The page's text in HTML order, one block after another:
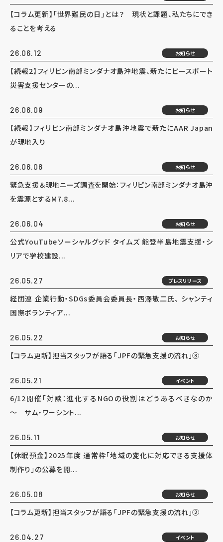
【コラム更新】「世界難民の日」とは？ 現状と課題、私たちにでき
ることを考える
26.06.12 お知らせ
【続報2】フィリピン南部ミンダナオ島沖地震、新たにピースボート
災害支援センターの...
26.06.09 お知らせ
【続報】フィリピン南部ミンダナオ島沖地震で新たにAAR Japan
が現地入り
26.06.08 お知らせ
緊急支援＆現地ニーズ調査を開始：フィリピン南部ミンダナオ島沖
を震源とするM7.8...
26.06.04 お知らせ
公式YouTubeソーシャルグッド タイムズ 能登半島地震支援・シ
リアで学校建設...
26.05.27 プレスリリース
経団連 企業行動・SDGs委員会委員長・西澤敬二氏、 シャンティ
国際ボランティア...
26.05.22 お知らせ
【コラム更新】担当スタッフが語る「JPFの緊急支援の流れ」③
26.05.21 イベント
6/12開催「対談：進化するNGOの役割はどうあるべきなのか
～ サム・ワーシント...
26.05.11 お知らせ
【休眠預金】2025年度 通常枠「地域の変化に対応できる支援体
制作り」の公募を開...
26.05.08 お知らせ
【コラム更新】担当スタッフが語る「JPFの緊急支援の流れ」②
26.04.27 イベント